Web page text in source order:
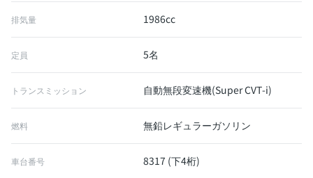
排気量 1986cc
定員 5名
トランスミッション 自動無段変速機(Super CVT-i)
燃料 無鉛レギュラーガソリン
車台番号 8317 (下4桁)